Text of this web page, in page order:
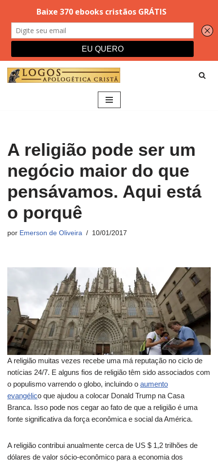
A religião pode ser um
negócio maior do que
pensávamos. Aqui está
o porquê
por Emerson de Oliveira 10/01/2017
A religião muitas vezes recebe uma má reputação no ciclo de
notícias 24/7. E alguns fios de religião têm sido associados com
o populismo varrendo o globo, incluindo o aumento
evangélico que ajudou a colocar Donald Trump na Casa
Branca. Isso pode nos cegar ao fato de que a religião é uma
fonte significativa da força econômica e social da América.
A religião contribui anualmente cerca de US $ 1,2 trilhões de
dólares de valor sócio-econômico para a economia dos